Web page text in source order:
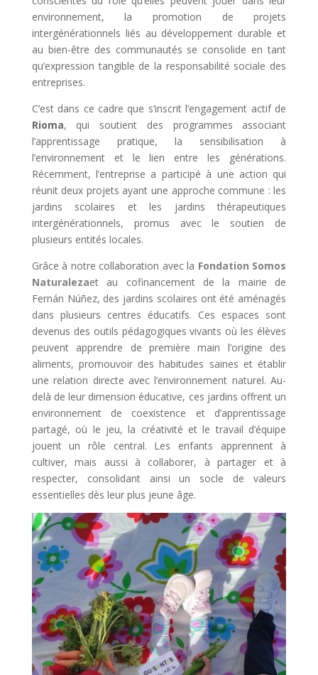
environnement, la promotion de projets
intergénérationnels liés au développement durable et
au bien-être des communautés se consolide en tant
qu’expression tangible de la responsabilité sociale des
entreprises.
C’est dans ce cadre que s’inscrit l’engagement actif de
Rioma, qui soutient des programmes associant
l’apprentissage pratique, la sensibilisation à
l’environnement et le lien entre les générations.
Récemment, l’entreprise a participé à une action qui
réunit deux projets ayant une approche commune : les
jardins scolaires et les jardins thérapeutiques
intergénérationnels, promus avec le soutien de
plusieurs entités locales.
Grâce à notre collaboration avec la Fondation Somos
Naturalezaet au cofinancement de la mairie de
Fernán Núñez, des jardins scolaires ont été aménagés
dans plusieurs centres éducatifs. Ces espaces sont
devenus des outils pédagogiques vivants où les élèves
peuvent apprendre de première main l’origine des
aliments, promouvoir des habitudes saines et établir
une relation directe avec l’environnement naturel. Au-
delà de leur dimension éducative, ces jardins offrent un
environnement de coexistence et d’apprentissage
partagé, où le jeu, la créativité et le travail d’équipe
jouent un rôle central. Les enfants apprennent à
cultiver, mais aussi à collaborer, à partager et à
respecter, consolidant ainsi un socle de valeurs
essentielles dès leur plus jeune âge.